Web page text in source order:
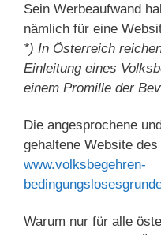
Sein Werbeaufwand
nämlich für eine
*) In Österreich
Einleitung eines
einem Promille der
Die angesprochene
gehaltene Website
www.volksbegehren-
Warum nur für alle